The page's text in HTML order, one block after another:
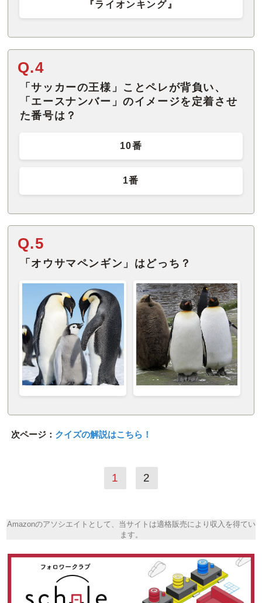
『ライオンキング』
Q.4
「サッカーの王様」ことペレが背負い、
「エースナンバー」のイメージを定着させ
た番号は？
10番
1番
Q.5
「オウサマペンギン」はどっち？
次ページ： クイズの解説はこちら！
1 2
Amazonのアソシエイトとして、当サイトは適格販売により収入を得てい
ます。